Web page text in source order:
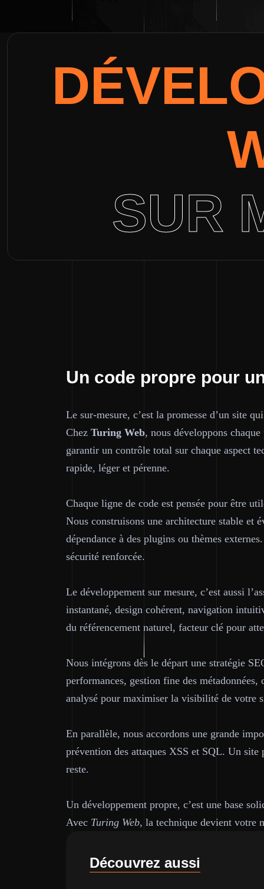
SUR
Un code propre pour
Le sur-mesure, c’est la promesse d’un site
Chez Turing Web, nous développons
garantir un contrôle total sur chaque aspect
rapide, léger et pérenne.
Chaque ligne de code est pensée pour être
Nous construisons une architecture stable et
dépendance à des plugins ou thèmes
sécurité renforcée.
Le développement sur mesure, c’est aussi
instantané, design cohérent, navigation
du référencement naturel, facteur clé pour
Nous intégrons dès le départ une stratégie
performances, gestion fine des
analysé pour maximiser la visibilité de votre
En parallèle, nous accordons une grande
prévention des attaques XSS et SQL. Un
reste.
Un développement propre, c’est une base
Avec Turing Web, la technique devient votre
Découvrez aussi